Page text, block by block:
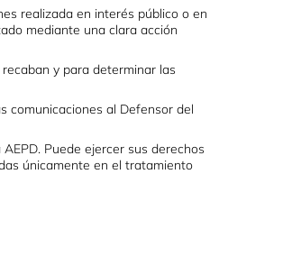
realizada en interés público o en
mediante una clara acción
y para determinar las
comunicaciones al Defensor del
Puede ejercer sus derechos
únicamente en el tratamiento